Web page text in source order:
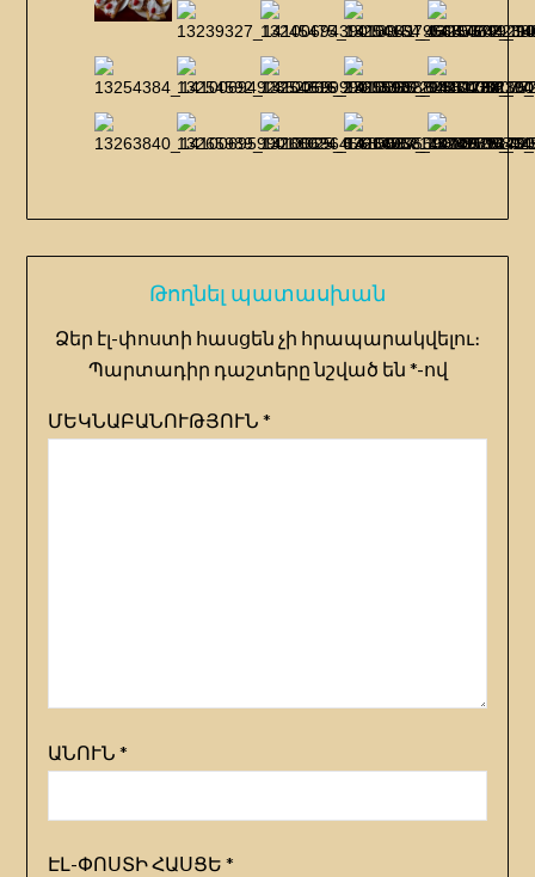
Թողնել պատասխան
Ձեր էլ-փոստի հասցեն չի հրապարակվելու։
Պարտադիր դաշտերը նշված են *-ով
ՄԵԿՆԱԲԱՆՈՒԹՅՈՒՆ *
ԱՆՈՒՆ *
ԷԼ-ՓՈՍՏԻ ՀԱՍՑԵ *